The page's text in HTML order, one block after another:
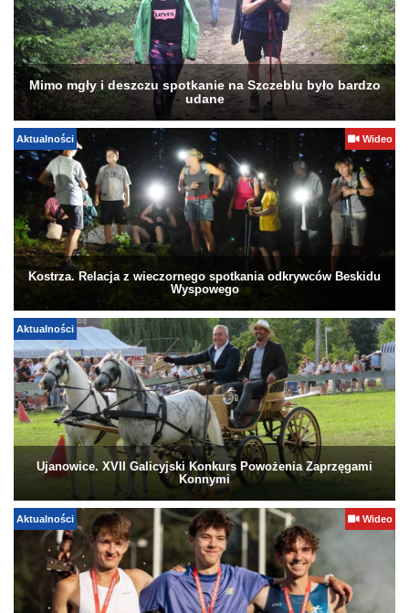
Mimo mgły i deszczu spotkanie na Szczeblu było bardzo
udane
Aktualności Wideo
Kostrza. Relacja z wieczornego spotkania odkrywców Beskidu
Wyspowego
Aktualności
Ujanowice. XVII Galicyjski Konkurs Powożenia Zaprzęgami
Konnymi
Aktualności Wideo